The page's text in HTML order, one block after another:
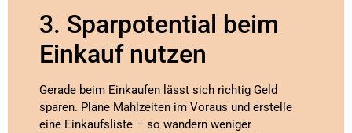
3. Sparpotential beim
Einkauf nutzen
Gerade beim Einkaufen lässt sich richtig Geld
sparen. Plane Mahlzeiten im Voraus und erstelle
eine Einkaufsliste – so wandern weniger